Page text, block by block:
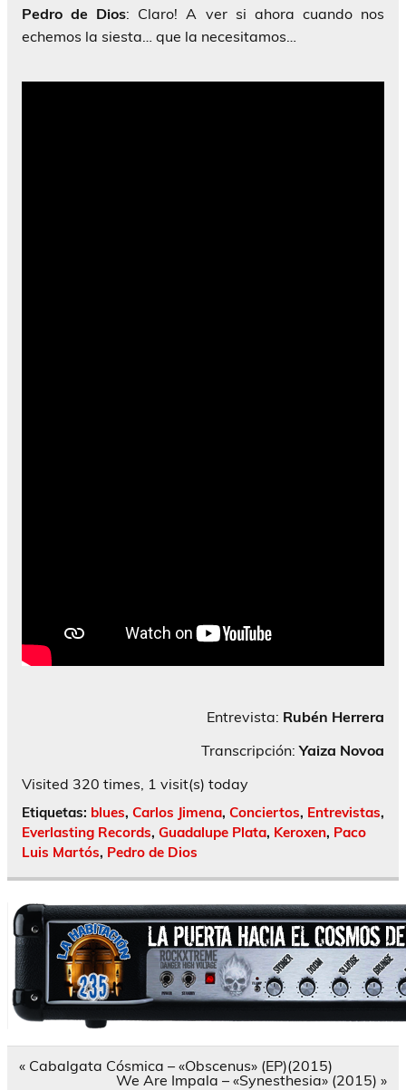
Pedro de Dios: Claro! A ver si ahora cuando nos
echemos la siesta… que la necesitamos…
Entrevista: Rubén Herrera
Transcripción:Yaiza Novoa
Visited 320 times, 1 visit(s) today
Etiquetas: blues, Carlos Jimena, Conciertos, Entrevistas,
Everlasting Records, Guadalupe Plata, Keroxen, Paco
Luis Martós, Pedro de Dios
Navegación
« Cabalgata Cósmica – «Obscenus» (EP)(2015)
We Are Impala – «Synesthesia» (2015) »